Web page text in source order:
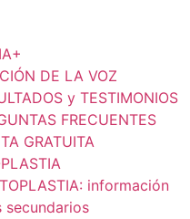
DE LA VOZ
y TESTIMONIOS
FRECUENTES
GRATUITA
información
secundarios